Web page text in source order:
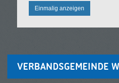
Einmalig anzeigen
VERBANDSGEMEINDE